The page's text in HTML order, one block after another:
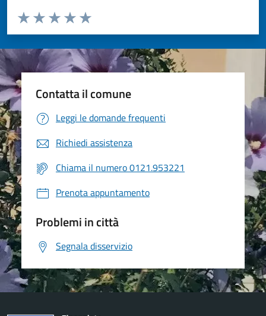
Valuta da 1 a 5 stelle la pagina
Valuta 5 stelle su 5
Valuta 4 stelle su 5
Valuta 3 stelle su 5
Valuta 2 stelle su 5
Valuta 1 stelle su 5
Contatta il comune
Leggi le domande frequenti
Richiedi assistenza
Chiama il numero 0121.953221
Prenota appuntamento
Problemi in città
Segnala disservizio